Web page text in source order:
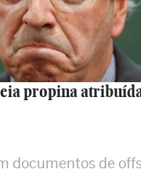
propina
documentos de